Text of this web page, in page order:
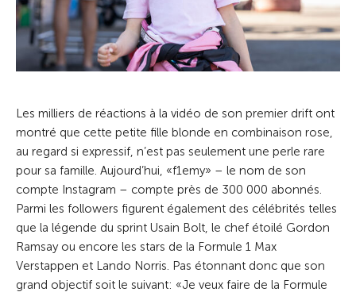
Les milliers de réactions à la vidéo de son premier drift ont
montré que cette petite fille blonde en combinaison rose,
au regard si expressif, n’est pas seulement une perle rare
pour sa famille. Aujourd’hui, «f1emy» – le nom de son
compte Instagram – compte près de 300 000 abonnés.
Parmi les followers figurent également des célébrités telles
que la légende du sprint Usain Bolt, le chef étoilé Gordon
Ramsay ou encore les stars de la Formule 1 Max
Verstappen et Lando Norris. Pas étonnant donc que son
grand objectif soit le suivant: «Je veux faire de la Formule